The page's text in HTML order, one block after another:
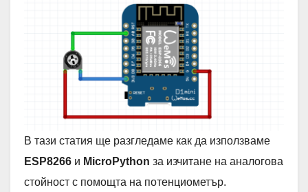
В тази статия ще разгледаме как да използваме
ESP8266 и MicroPython за изчитане на аналогова
стойност с помощта на потенциометър.